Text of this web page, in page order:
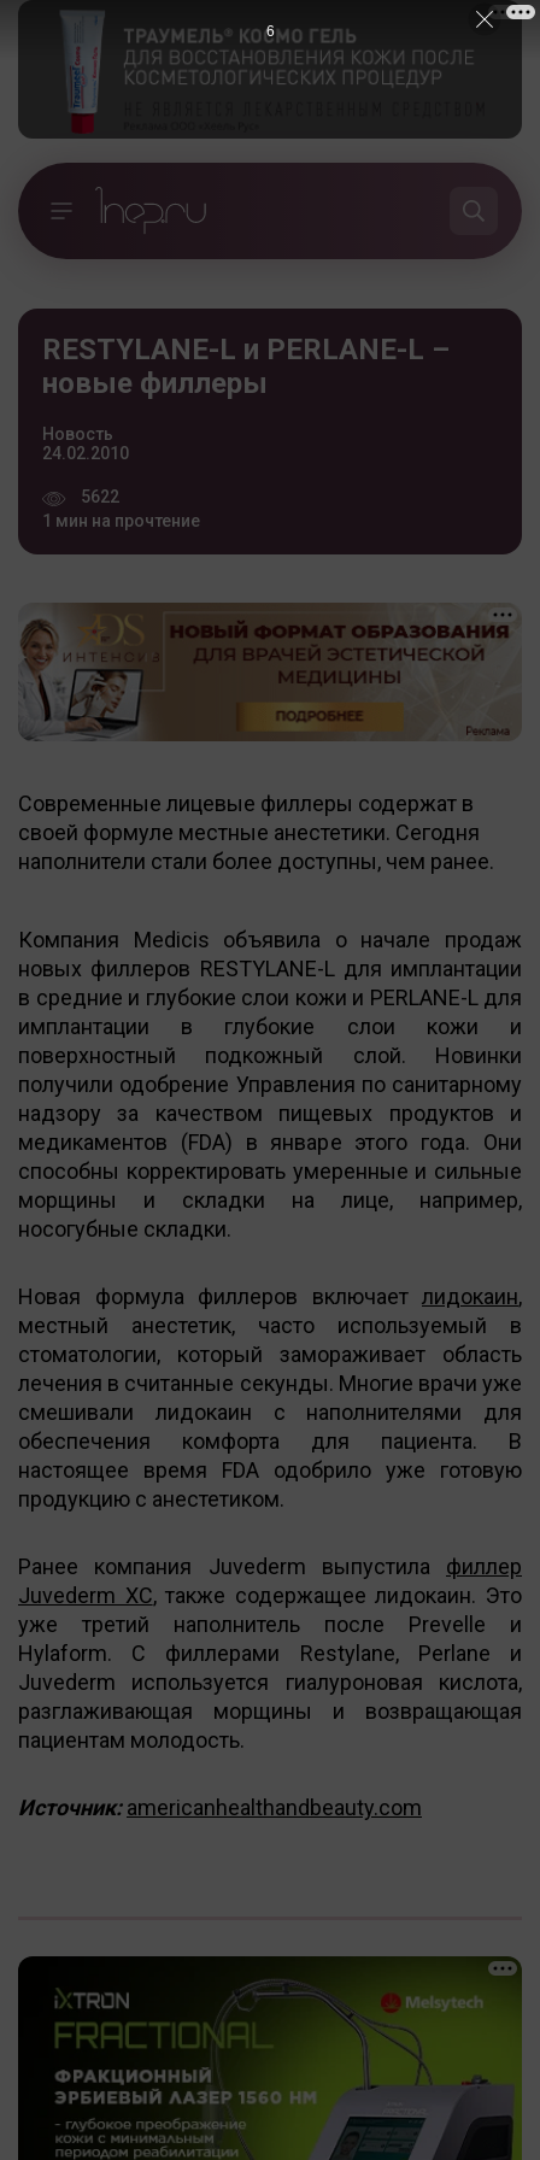
RESTYLANE-L и PERLANE-L –
новые филлеры
Новость
24.02.2010
5622
1 мин на прочтение
Современные лицевые филлеры содержат в
своей формуле местные анестетики. Сегодня
наполнители стали более доступны, чем ранее.
Компания Medicis объявила о начале продаж
новых филлеров RESTYLANE-L для имплантации
в средние и глубокие слои кожи и PERLANE-L для
имплантации в глубокие слои кожи и
поверхностный подкожный слой. Новинки
получили одобрение Управления по санитарному
надзору за качеством пищевых продуктов и
медикаментов (FDA) в январе этого года. Они
способны корректировать умеренные и сильные
морщины и складки на лице, например,
носогубные складки.
Новая формула филлеров включает лидокаин,
местный анестетик, часто используемый в
стоматологии, который замораживает область
лечения в считанные секунды. Многие врачи уже
смешивали лидокаин с наполнителями для
обеспечения комфорта для пациента. В
настоящее время FDA одобрило уже готовую
продукцию с анестетиком.
Ранее компания Juvederm выпустила филлер
Juvederm XC, также содержащее лидокаин. Это
уже третий наполнитель после Prevelle и
Hylaform. С филлерами Restylane, Perlane и
Juvederm используется гиалуроновая кислота,
разглаживающая морщины и возвращающая
пациентам молодость.
Источник: americanhealthandbeauty.com
5